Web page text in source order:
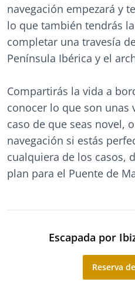
navegación empezará y
lo que también tendrás
completar una travesía
Península Ibérica y el
Compartirás la vida a
conocer lo que son unas
caso de que seas novel,
navegación si estás
cualquiera de los casos,
plan para el Puente de
Escapada por
Reserva